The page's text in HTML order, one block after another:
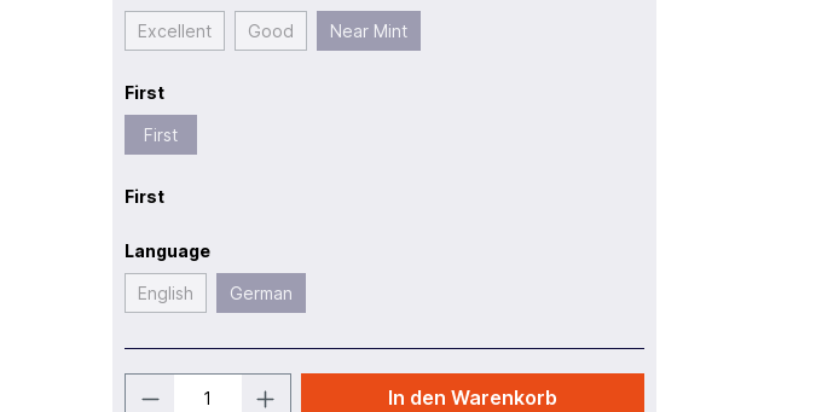
Excellent Good Near Mint
First
First
First
Language
English German
In den Warenkorb